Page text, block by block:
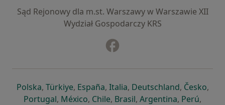
Sąd Rejonowy dla m.st. Warszawy w Warszawie XII
Wydział Gospodarczy KRS
Polskaotwiera się w nowej karcie
, Türkiyeotwiera się w nowej karcie
, Españaotwiera się w nowej karcie
, Italiaotwiera się w nowej
, Deutschlandotwiera się
, Česko,
Portugalotwiera się w nowej karcie
, Méxicootwiera się w nowej karcie
, Chileotwiera się w nowej karcie
, Brasilotwiera się w nowej
, Argentinaotwiera się
, Perú,